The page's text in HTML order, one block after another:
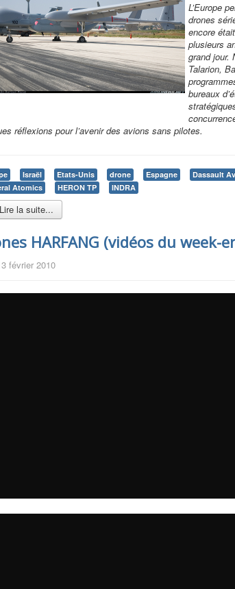
L’Europe
drones
encore
plusieurs
grand jour.
Talarion,
bureaux
réflexions pour l’avenir des avions sans pilotes.
Israël Etats-Unis drone Espagne Dassault
Atomics
HERON TP INDRA
Lire la suite...
HARFANG (vidéos du week-
février 2010